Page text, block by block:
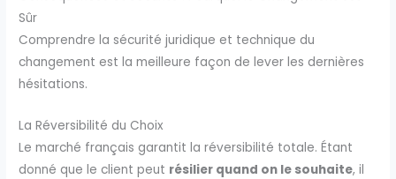
Sûr
Comprendre la sécurité juridique et technique du
changement est la meilleure façon de lever les dernières
hésitations.
La Réversibilité du Choix
Le marché français garantit la réversibilité totale. Étant
donné que le client peut résilier quand on le souhaite, il